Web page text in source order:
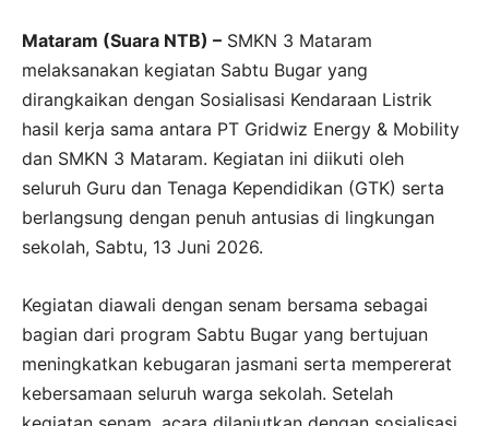
Mataram (Suara NTB) – SMKN 3 Mataram
melaksanakan kegiatan Sabtu Bugar yang
dirangkaikan dengan Sosialisasi Kendaraan Listrik
hasil kerja sama antara PT Gridwiz Energy & Mobility
dan SMKN 3 Mataram. Kegiatan ini diikuti oleh
seluruh Guru dan Tenaga Kependidikan (GTK) serta
berlangsung dengan penuh antusias di lingkungan
sekolah, Sabtu, 13 Juni 2026.
Kegiatan diawali dengan senam bersama sebagai
bagian dari program Sabtu Bugar yang bertujuan
meningkatkan kebugaran jasmani serta mempererat
kebersamaan seluruh warga sekolah. Setelah